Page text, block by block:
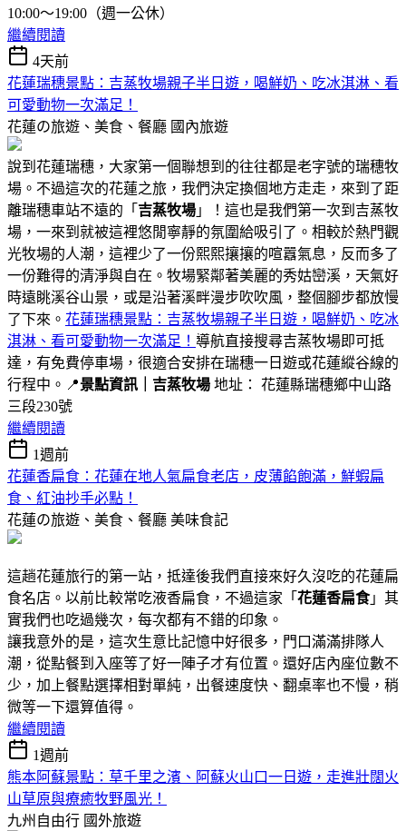
10:00～19:00（週一公休）
繼續閱讀
4天前
花蓮瑞穗景點：吉蒸牧場親子半日遊，喝鮮奶、吃冰淇淋、看
可愛動物一次滿足！
花蓮の旅遊、美食、餐廳 國內旅遊
說到花蓮瑞穗，大家第一個聯想到的往往都是老字號的瑞穗牧
場。不過這次的花蓮之旅，我們決定換個地方走走，來到了距
離瑞穗車站不遠的「 吉蒸牧場 」！這也是我們第一次到吉蒸牧
場，一來到就被這裡悠閒寧靜的氛圍給吸引了。相較於熱門觀
光牧場的人潮，這裡少了一份熙熙攘攘的喧囂氣息，反而多了
一份難得的清淨與自在。牧場緊鄰著美麗的秀姑巒溪，天氣好
時遠眺溪谷山景，或是沿著溪畔漫步吹吹風，整個腳步都放慢
了下來。 花蓮瑞穗景點：吉蒸牧場親子半日遊，喝鮮奶、吃冰
淇淋、看可愛動物一次滿足！ 導航直接搜尋吉蒸牧場即可抵
達，有免費停車場，很適合安排在瑞穗一日遊或花蓮縱谷線的
行程中。📍景點資訊｜吉蒸牧場 地址： 花蓮縣瑞穗鄉中山路
三段230號
繼續閱讀
1週前
花蓮香扁食：花蓮在地人氣扁食老店，皮薄餡飽滿，鮮蝦扁
食、紅油抄手必點！
花蓮の旅遊、美食、餐廳 美味食記
這趟花蓮旅行的第一站，抵達後我們直接來好久沒吃的花蓮扁
食名店。以前比較常吃液香扁食，不過這家「 花蓮香扁食」其
實我們也吃過幾次，每次都有不錯的印象。
讓我意外的是，這次生意比記憶中好很多，門口滿滿排隊人
潮，從點餐到入座等了好一陣子才有位置。還好店內座位數不
少，加上餐點選擇相對單純，出餐速度快、翻桌率也不慢，稍
微等一下還算值得。
繼續閱讀
1週前
熊本阿蘇景點：草千里之濱、阿蘇火山口一日遊，走進壯闊火
山草原與療癒牧野風光！
九州自由行 國外旅遊